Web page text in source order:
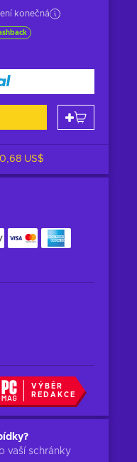
konečná
0,68 US$
VÝBĚR
REDAKCE
vaší schránky